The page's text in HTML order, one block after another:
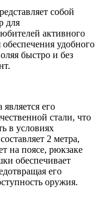
собой
для
активного
удобного
быстро и без
его
стали, что
в условиях
2 метра,
на поясе, рюкзаке
обеспечивает
его
оружия.